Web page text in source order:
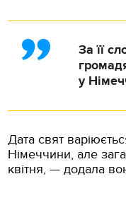
За її
у
Дата свят
Німеччини, але
квітня, — додала